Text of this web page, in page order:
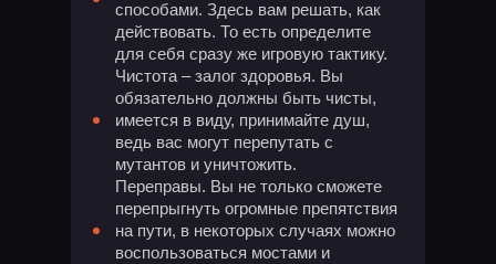
способами. Здесь вам решать, как
действовать. То есть определите
для себя сразу же игровую тактику.
Чистота – залог здоровья. Вы
обязательно должны быть чисты,
имеется в виду, принимайте душ,
ведь вас могут перепутать с
мутантов и уничтожить.
Переправы. Вы не только сможете
перепрыгнуть огромные препятствия
на пути, в некоторых случаях можно
воспользоваться мостами и